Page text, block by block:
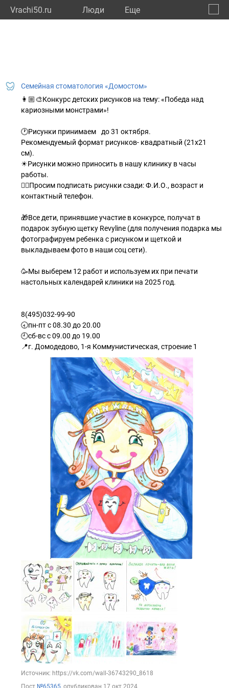
Vrachi50.ru Люди Eще
Семейная стоматология «Домостом»
👩🏼‍🎨Конкурс детских рисунков на тему: «Победа над
кариозными монстрами»!⁣⁣⠀
🕐Рисунки принимаем⠀до 31 октября.
Рекомендуемый формат рисунков- квадратный (21х21
см).⁣⁣⠀
☀Рисунки можно приносить в нашу клинику в часы
работы. ⁣⁣⠀
✍🏻Просим подписать рисунки сзади: Ф.И.О., возраст и
контактный телефон.⁣⁣⠀
🎁Все дети, принявшие участие в конкурсе, получат в
подарок зубную щетку Revyline (для получения подарка мы
фотографируем ребенка с рисунком и щеткой и
выкладываем фото в наши соц сети).
🥳Мы выберем 12 работ и используем их при печати
настольных календарей клиники на 2025 год.⁣⁣⠀
8(495)032-99-90
🕣пн-пт с 08.30 до 20.00
🕘сб-вс с 09.00 до 19.00
📍г. Домодедово, 1-я Коммунистическая, строение 1
Источник: https://vk.com/wall-36743290_8618
Пост №65365, опубликован 17 окт 2024